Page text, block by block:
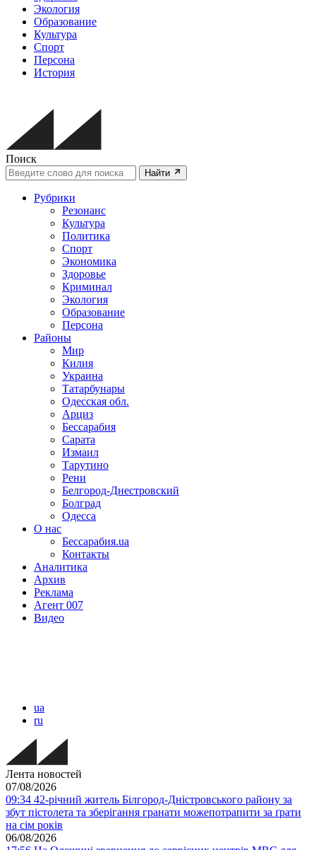
Экология
Образование
Культура
Спорт
Персона
История
Поиск
Найти
Рубрики
Резонанс
Культура
Политика
Спорт
Экономика
Здоровье
Криминал
Экология
Образование
Персона
Районы
Мир
Килия
Украина
Татарбунары
Одесская обл.
Арциз
Бессарабия
Сарата
Измаил
Тарутино
Рени
Белгород-Днестровский
Болград
Одесса
О нас
Бессарабия.ua
Контакты
Аналитика
Архив
Реклама
Агент 007
Видео
ua
ru
Лента новостей
07/08/2026
09:34 42-річний житель Білгород-Дністровського району за
збут пістолета та зберігання гранати можепотрапити за ґрати
на сім років
06/08/2026